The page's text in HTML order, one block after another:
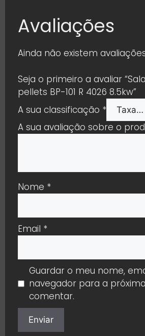
Avaliações
Ainda não existem
Seja o primeiro a avaliar
pellets BP-101 R 4026 8.5kw”
A sua classificação *
A sua avaliação sobre o
Nome *
Email *
Guardar o meu nome,
navegador para a
comentar.